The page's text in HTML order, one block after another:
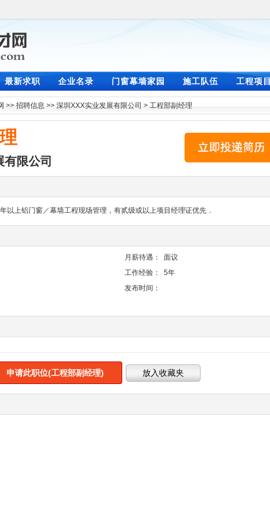
最新求职 企业名录 门窗幕墙家园 施工队伍 工程项目
>> 招聘信息 >> 深圳XXX实业发展有限公司 > 工程部副经理
限公司
以上铝门窗／幕墙工程现场管理，有贰级或以上项目经理证优先．
月薪待遇：
面议
工作经验：
5年
发布时间：
申请此职位(工程部副经理)